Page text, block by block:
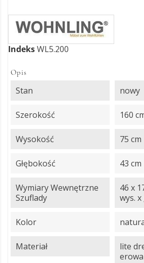
IndeksWL5.200
Opis
Stan nowy
Szerokość 160
Wysokość 75 cm
Głębokość 43 cm
Wymiary Wewnętrzne
Szuflady
46 x
wys. x
Kolor
Materiał
lite